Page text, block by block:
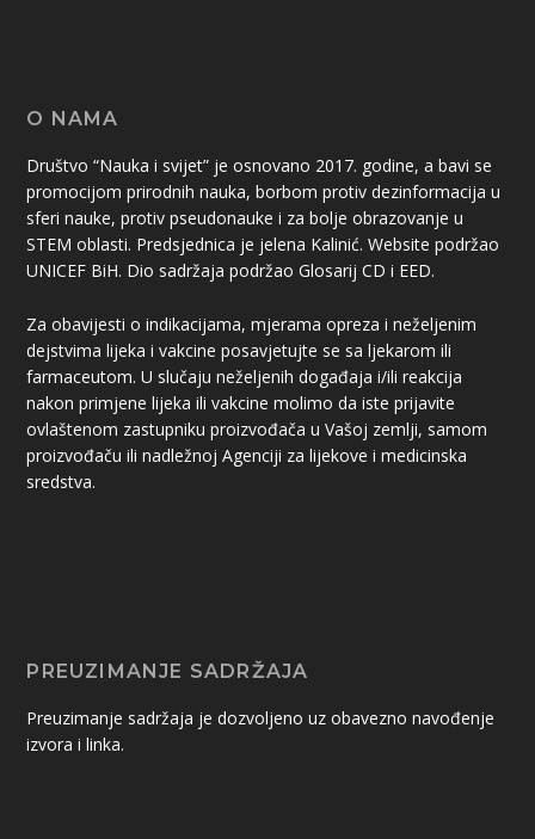
O NAMA
Društvo “Nauka i svijet” je osnovano 2017. godine, a bavi se
promocijom prirodnih nauka, borbom protiv dezinformacija u
sferi nauke, protiv pseudonauke i za bolje obrazovanje u
STEM oblasti. Predsjednica je jelena Kalinić. Website podržao
UNICEF BiH. Dio sadržaja podržao Glosarij CD i EED.
Za obavijesti o indikacijama, mjerama opreza i neželjenim
dejstvima lijeka i vakcine posavjetujte se sa ljekarom ili
farmaceutom. U slučaju neželjenih događaja i/ili reakcija
nakon primjene lijeka ili vakcine molimo da iste prijavite
ovlaštenom zastupniku proizvođača u Vašoj zemlji, samom
proizvođaču ili nadležnoj Agenciji za lijekove i medicinska
sredstva.
PREUZIMANJE SADRŽAJA
Preuzimanje sadržaja je dozvoljeno uz obavezno navođenje
izvora i linka.